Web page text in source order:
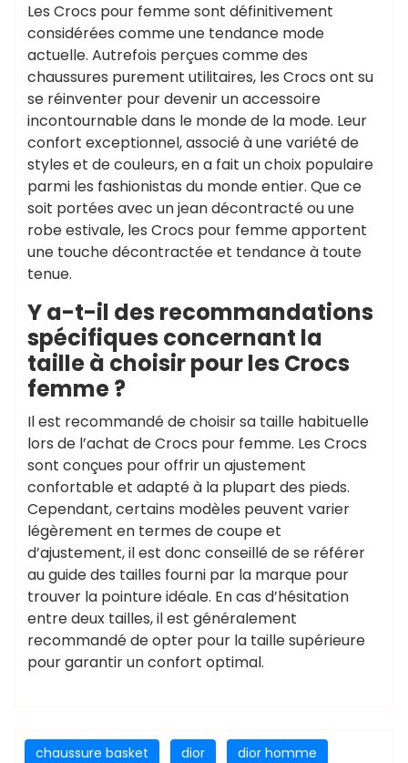
Les Crocs pour femme sont définitivement
considérées comme une tendance mode
actuelle. Autrefois perçues comme des
chaussures purement utilitaires, les Crocs ont su
se réinventer pour devenir un accessoire
incontournable dans le monde de la mode. Leur
confort exceptionnel, associé à une variété de
styles et de couleurs, en a fait un choix populaire
parmi les fashionistas du monde entier. Que ce
soit portées avec un jean décontracté ou une
robe estivale, les Crocs pour femme apportent
une touche décontractée et tendance à toute
tenue.
Y a-t-il des recommandations
spécifiques concernant la
taille à choisir pour les Crocs
femme ?
Il est recommandé de choisir sa taille habituelle
lors de l’achat de Crocs pour femme. Les Crocs
sont conçues pour offrir un ajustement
confortable et adapté à la plupart des pieds.
Cependant, certains modèles peuvent varier
légèrement en termes de coupe et
d’ajustement, il est donc conseillé de se référer
au guide des tailles fourni par la marque pour
trouver la pointure idéale. En cas d’hésitation
entre deux tailles, il est généralement
recommandé de opter pour la taille supérieure
pour garantir un confort optimal.
chaussure basket dior
dior homme